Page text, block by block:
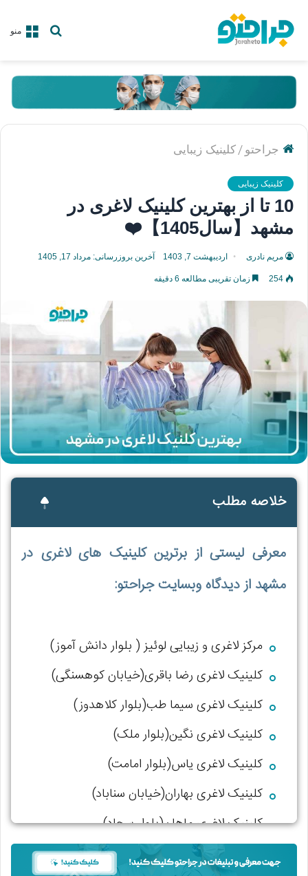
منوجستجو
جراحتو /کلینیک زیبایی
کلینیک زیبایی
10 تا از بهترین کلینیک لاغری در
مشهد【سال1405】❤️
مریم نادری اردیبهشت 7, 1403 آخرین بروزرسانی: مرداد 17, 1405
254 زمان تقریبی مطالعه 6 دقیقه
خلاصه مطلب
معرفی لیستی از برترین کلینیک های لاغری در
مشهد از دیدگاه وبسایت جراحتو:
مرکز لاغری و زیبایی لوئیز ( بلوار دانش آموز)
کلینیک لاغری رضا باقری(خیابان کوهسنگی)
کلینیک لاغری سیما طب(بلوار کلاهدوز)
کلینیک لاغری نگین(بلوار ملک)
کلینیک لاغری یاس(بلوار امامت)
کلینیک لاغری بهاران(خیابان سناباد)
کلینیک لاغری ماهان(بلوار سجاد)
کلینیک لاغری شهیر(بلوار فردوسی)